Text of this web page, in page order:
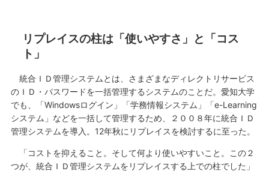
リプレイスの柱は「使いやすさ」と「コス
ト」
統合ＩＤ管理システムとは、さまざまなディレクトリサービス
のＩＤ・パスワードを一括管理するシステムのことだ。愛知大学
でも、「Windowsログイン」「学務情報システム」「e-Learning
システム」などを一括して管理するため、２００８年に統合ＩＤ
管理システムを導入。12年秋にリプレイスを検討するに至った。
「コストを抑えること。そして何より使いやすいこと。この２
つが、統合ＩＤ管理システムをリプレイスする上での柱でした」